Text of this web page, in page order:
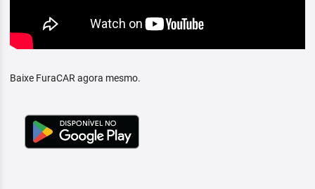
Baixe FuraCAR agora mesmo.